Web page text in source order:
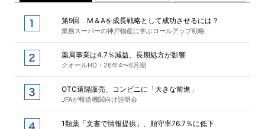
第9回 M＆Aを成長戦略として成功させるには？
業務スーパーの神戸物産に学ぶロールアップ戦略
薬局事業は4.7％減益、長期処方が影響
クオールHD・26年4〜6月期
OTC遠隔販売、コンビニに「大きな前進」
JFAが報道機関向け説明会
1類薬「文書で情報提供」、順守率76.7％に低下